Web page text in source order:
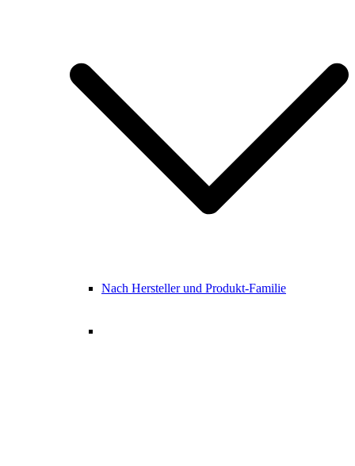
Nach Hersteller und Produkt-Familie